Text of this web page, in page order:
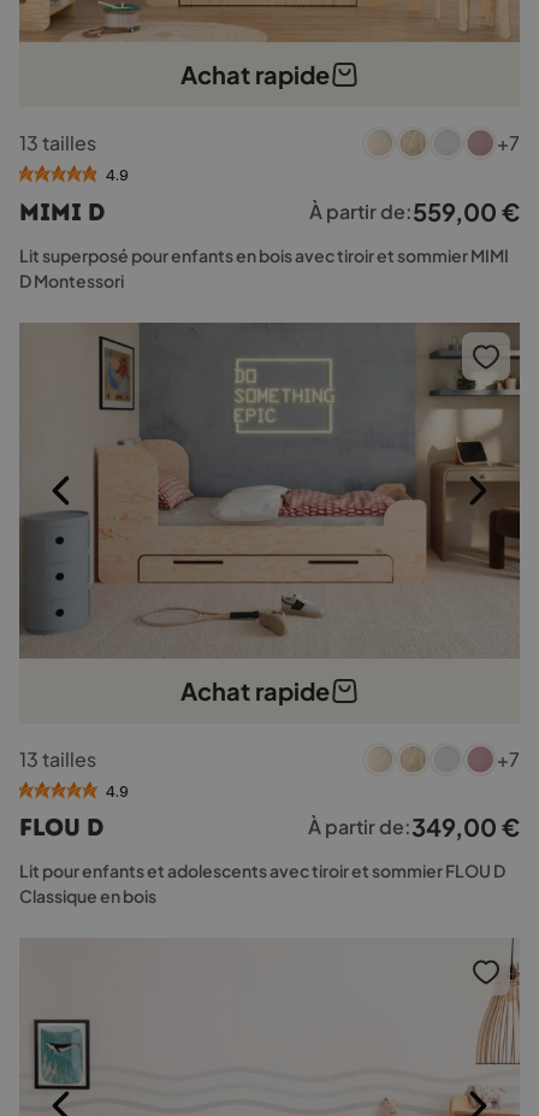
Achat rapide
produit
a
variations.
Les
options
peuvent
être
produit
13 tailles +7
4.9
MIMI D À partir de:559,00 €
Lit superposé pour enfants en bois avec tiroir et sommier MIMI
D Montessori
Achat rapide
produit
a
variations.
Les
options
peuvent
la
page
du
produit
13 tailles +7
4.9
FLOU D À partir de:349,00 €
Lit pour enfants et adolescents avec tiroir et sommier FLOU D
Classique en bois